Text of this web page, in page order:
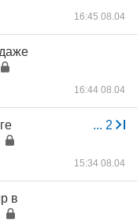
16:45 08.04
16:44 08.04
... 2
15:34 08.04
в